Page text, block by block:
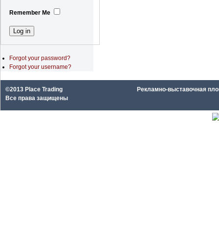
Remember Me
Forgot your password?
Forgot your username?
©2013 Place Trading
Все права защищены
Рекламно-выставочная